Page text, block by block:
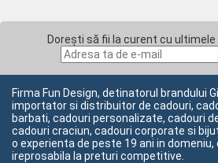
Dorești să fii la curent cu
Firma Fun Design, detinatorul brandului
importator si distribuitor de cadouri,
barbati, cadouri personalizate, cadouri
cadouri craciun, cadouri corporate si
o experienta de peste 19 ani in
ireprosabila la preturi competitive.